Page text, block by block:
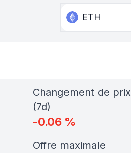
ETH
Changement de prix
(7d)
-0.06 %
Offre maximale